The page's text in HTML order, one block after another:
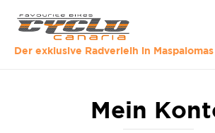
Der exklusive Radverleih in Maspalomas
Mein